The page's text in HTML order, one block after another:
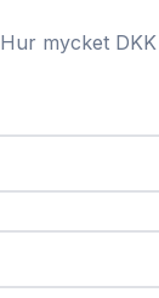
Hur mycket